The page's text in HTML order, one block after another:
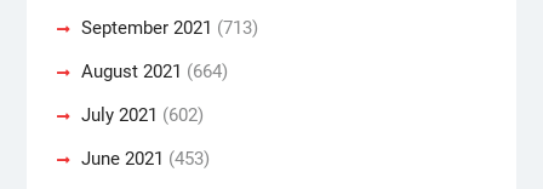
September 2021 (713)
August 2021 (664)
July 2021 (602)
June 2021 (453)